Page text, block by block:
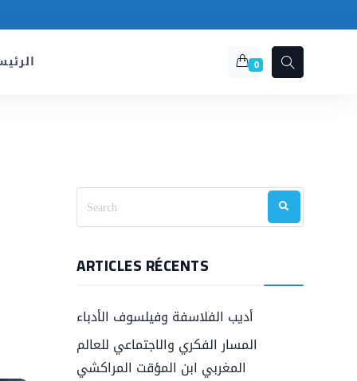
0
ARTICLES RÉCENTS
أديب الفلاسفة وفيلسوف الأدباء
المسار الفكري والاجتماعي للعالم
المغربي ابن المؤقت المراكشي